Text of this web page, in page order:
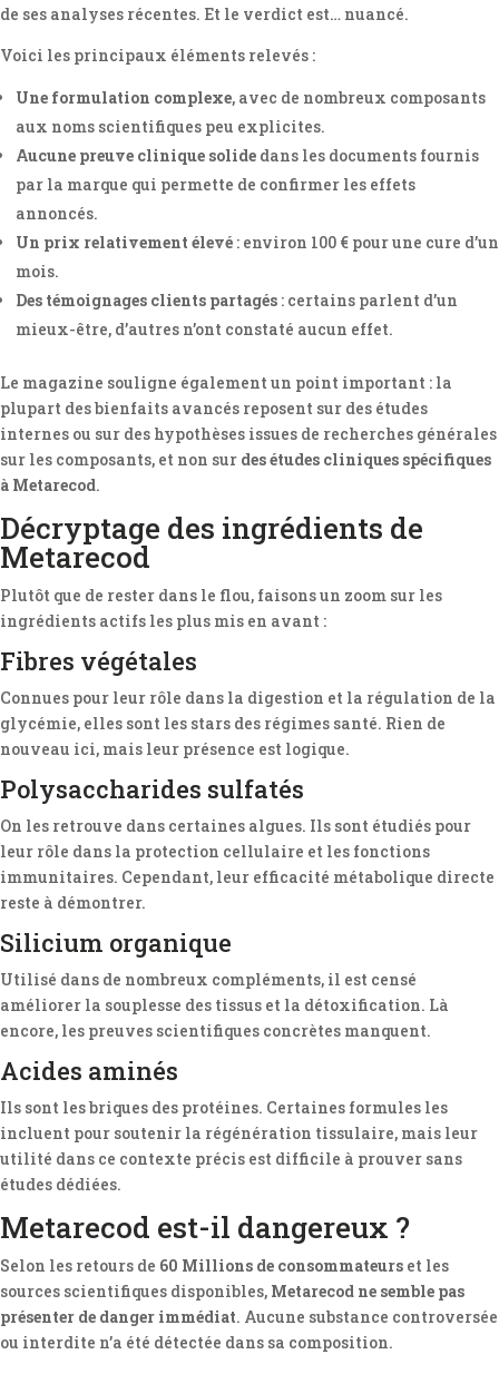
de ses analyses récentes. Et le verdict est… nuancé.
Voici les principaux éléments relevés :
Une formulation complexe, avec de nombreux composants
aux noms scientifiques peu explicites.
Aucune preuve clinique solide dans les documents fournis
par la marque qui permette de confirmer les effets
annoncés.
Un prix relativement élevé : environ 100 € pour une cure d’un
mois.
Des témoignages clients partagés : certains parlent d’un
mieux-être, d’autres n’ont constaté aucun effet.
Le magazine souligne également un point important : la
plupart des bienfaits avancés reposent sur des études
internes ou sur des hypothèses issues de recherches générales
sur les composants, et non sur des études cliniques spécifiques
à Metarecod.
Décryptage des ingrédients de
Metarecod
Plutôt que de rester dans le flou, faisons un zoom sur les
ingrédients actifs les plus mis en avant :
Fibres végétales
Connues pour leur rôle dans la digestion et la régulation de la
glycémie, elles sont les stars des régimes santé. Rien de
nouveau ici, mais leur présence est logique.
Polysaccharides sulfatés
On les retrouve dans certaines algues. Ils sont étudiés pour
leur rôle dans la protection cellulaire et les fonctions
immunitaires. Cependant, leur efficacité métabolique directe
reste à démontrer.
Silicium organique
Utilisé dans de nombreux compléments, il est censé
améliorer la souplesse des tissus et la détoxification. Là
encore, les preuves scientifiques concrètes manquent.
Acides aminés
Ils sont les briques des protéines. Certaines formules les
incluent pour soutenir la régénération tissulaire, mais leur
utilité dans ce contexte précis est difficile à prouver sans
études dédiées.
Metarecod est-il dangereux ?
Selon les retours de 60 Millions de consommateurs et les
sources scientifiques disponibles, Metarecod ne semble pas
présenter de danger immédiat. Aucune substance controversée
ou interdite n’a été détectée dans sa composition.